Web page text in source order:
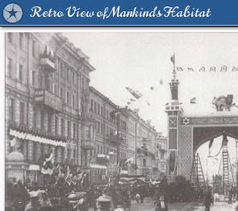
Retro View of Mankind's Habitat